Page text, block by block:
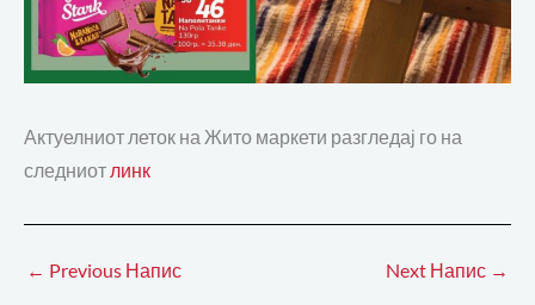
Актуелниот леток на Жито маркети разгледај го на
следниот линк
← Previous Напис Next Напис →